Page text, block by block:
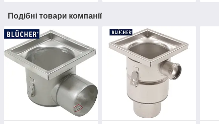
Подібні товари компанії